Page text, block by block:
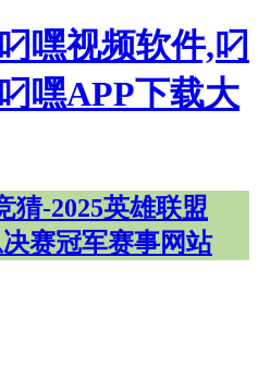
嘿视频软件,叼
嘿APP下载大
猜-2025英雄联盟
赛冠军赛事网站